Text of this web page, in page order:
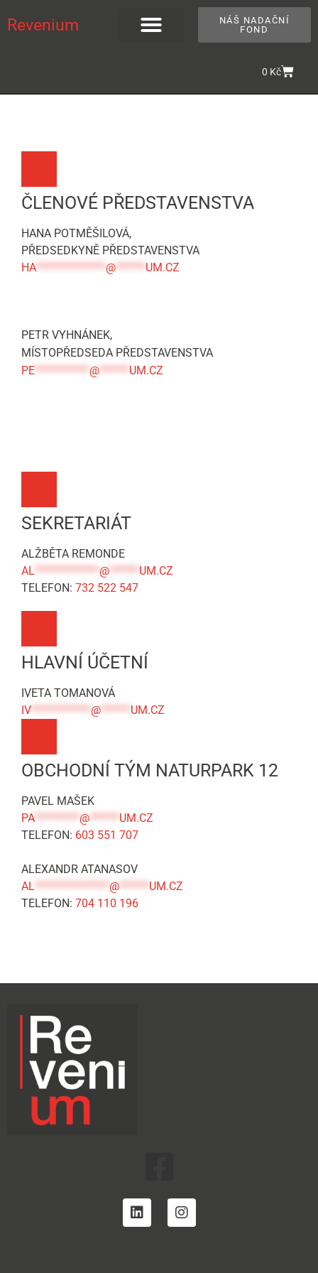
Revenium
NÁŠ NADAČNÍ
FOND
0 Kč
ČLENOVÉ PŘEDSTAVENSTVA
HANA POTMĚŠILOVÁ,
PŘEDSEDKYNĚ PŘEDSTAVENSTVA
HA************** @****** UM.CZ
PETR VYHNÁNEK,
MÍSTOPŘEDSEDA PŘEDSTAVENSTVA
PE*********** @****** UM.CZ
SEKRETARIÁT
ALŽBĚTA REMONDE
AL ************* @ ****** UM.CZ
TELEFON: 732 522 547
HLAVNÍ ÚČETNÍ
IVETA TOMANOVÁ
IV ************ @ ****** UM.CZ
OBCHODNÍ TÝM NATURPARK 12
PAVEL MAŠEK
PA ********* @ ****** UM.CZ
TELEFON: 603 551 707
ALEXANDR ATANASOV
AL *************** @ ****** UM.CZ
TELEFON: 704 110 196